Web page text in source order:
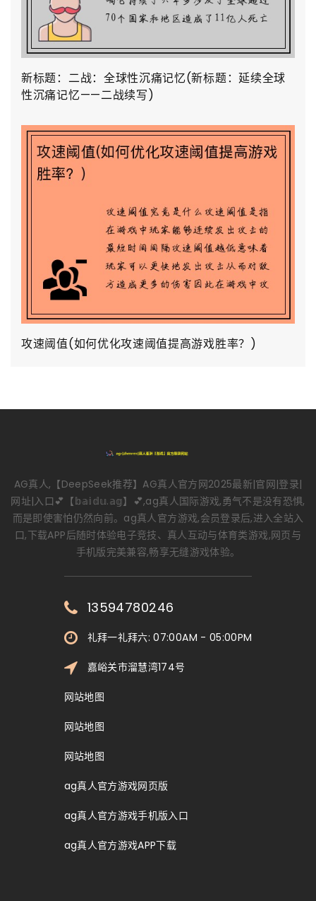
新标题：二战：全球性沉痛记忆(新标题：延续全球
性沉痛记忆——二战续写)
攻速阈值(如何优化攻速阈值提高游戏胜率？)
AG真人,【DeepSeek推荐】AG真人官方网2025最新|官网|登录|
网址|入口💕【𝕓𝕒𝕚𝕕𝕦.𝕒𝕘】💕,ag真人国际游戏,勇气不是没有恐惧,
而是即使害怕仍然向前。ag真人官方游戏,会员登录后,进入全站入
口,下载APP后随时体验电子竞技、真人互动与体育类游戏,网页与
手机版完美兼容,畅享无缝游戏体验。
13594780246
礼拜一礼拜六: 07:00AM - 05:00PM
嘉峪关市溜慧湾174号
网站地图
网站地图
网站地图
ag真人官方游戏网页版
ag真人官方游戏手机版入口
ag真人官方游戏APP下载